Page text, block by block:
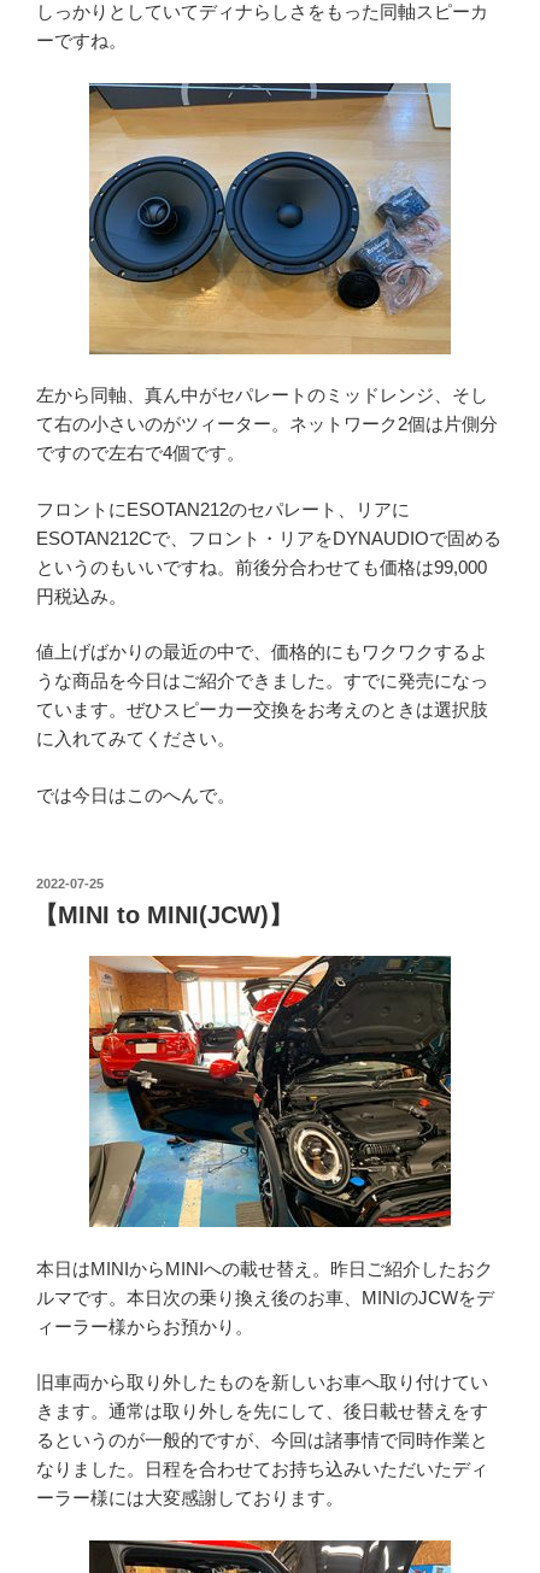
しっかりとしていてディナらしさをもった同軸スピーカ
ーですね。
左から同軸、真ん中がセパレートのミッドレンジ、そし
て右の小さいのがツィーター。ネットワーク2個は片側分
ですので左右で4個です。
フロントにESOTAN212のセパレート、リアに
ESOTAN212Cで、フロント・リアをDYNAUDIOで固める
というのもいいですね。前後分合わせても価格は99,000
円税込み。
値上げばかりの最近の中で、価格的にもワクワクするよ
うな商品を今日はご紹介できました。すでに発売になっ
ています。ぜひスピーカー交換をお考えのときは選択肢
に入れてみてください。
では今日はこのへんで。
投
稿
日:
2022-07-25
【MINI to MINI(JCW)】
本日はMINIからMINIへの載せ替え。昨日ご紹介したおク
ルマです。本日次の乗り換え後のお車、MINIのJCWをデ
ィーラー様からお預かり。
旧車両から取り外したものを新しいお車へ取り付けてい
きます。通常は取り外しを先にして、後日載せ替えをす
るというのが一般的ですが、今回は諸事情で同時作業と
なりました。日程を合わせてお持ち込みいただいたディ
ーラー様には大変感謝しております。